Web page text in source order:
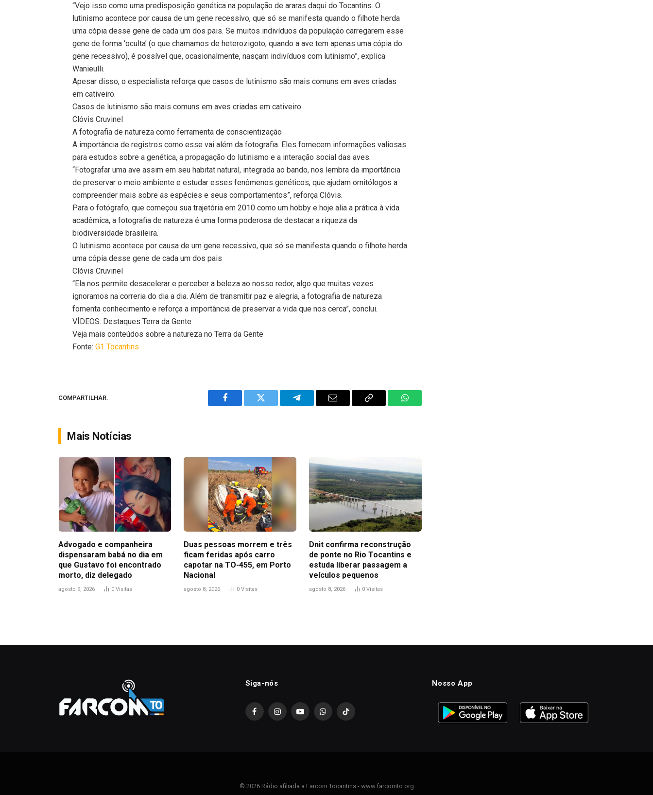
“Vejo isso como uma predisposição genética na população de araras daqui do Tocantins. O
lutinismo acontece por causa de um gene recessivo, que só se manifesta quando o filhote herda
uma cópia desse gene de cada um dos pais. Se muitos indivíduos da população carregarem esse
gene de forma ‘oculta’ (o que chamamos de heterozigoto, quando a ave tem apenas uma cópia do
gene recessivo), é possível que, ocasionalmente, nasçam indivíduos com lutinismo”, explica
Wanieulli.
Apesar disso, o especialista reforça que casos de lutinismo são mais comuns em aves criadas
em cativeiro.
Casos de lutinismo são mais comuns em aves criadas em cativeiro
Clóvis Cruvinel
A fotografia de natureza como ferramenta de conscientização
A importância de registros como esse vai além da fotografia. Eles fornecem informações valiosas
para estudos sobre a genética, a propagação do lutinismo e a interação social das aves.
“Fotografar uma ave assim em seu habitat natural, integrada ao bando, nos lembra da importância
de preservar o meio ambiente e estudar esses fenômenos genéticos, que ajudam ornitólogos a
compreender mais sobre as espécies e seus comportamentos”, reforça Clóvis.
Para o fotógrafo, que começou sua trajetória em 2010 como um hobby e hoje alia a prática à vida
acadêmica, a fotografia de natureza é uma forma poderosa de destacar a riqueza da
biodiversidade brasileira.
O lutinismo acontece por causa de um gene recessivo, que só se manifesta quando o filhote herda
uma cópia desse gene de cada um dos pais
Clóvis Cruvinel
“Ela nos permite desacelerar e perceber a beleza ao nosso redor, algo que muitas vezes
ignoramos na correria do dia a dia. Além de transmitir paz e alegria, a fotografia de natureza
fomenta conhecimento e reforça a importância de preservar a vida que nos cerca”, conclui.
VÍDEOS: Destaques Terra da Gente
Veja mais conteúdos sobre a natureza no Terra da Gente
Fonte:G1 Tocantins
COMPARTILHAR.
Facebook Twitter Telegram Email
Copy
WhatsApp
Mais Notícias
Advogado e companheira
dispensaram babá no dia em
que Gustavo foi encontrado
morto, diz delegado
agosto 9, 2026 0 Visitas
Duas pessoas morrem e três
ficam feridas após carro
capotar na TO-455, em Porto
Nacional
agosto 8, 2026 0 Visitas
Dnit confirma reconstrução
de ponte no Rio Tocantins e
estuda liberar passagem a
veículos pequenos
agosto 8, 2026 0 Visitas
Siga-nós
FacebookInstagramYouTubeWhatsAppTikTok
Nosso App
© 2026 Rádio afiliada a Farcom Tocantins - www.farcomto.org